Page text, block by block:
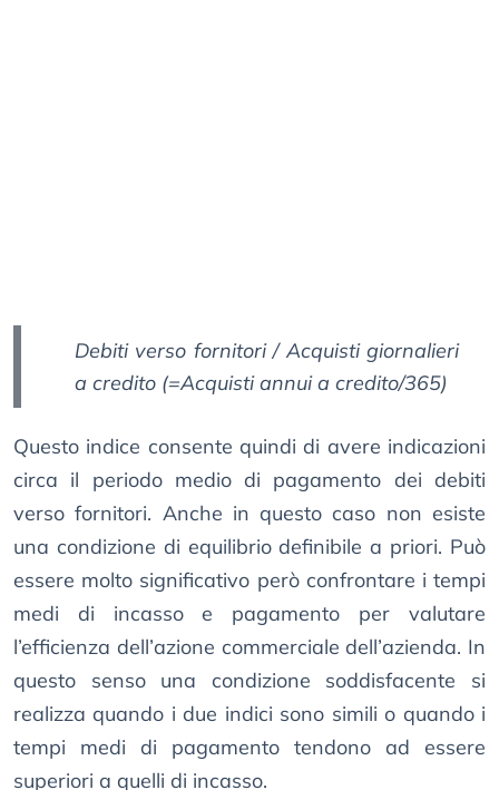
Debiti verso fornitori / Acquisti giornalieri
a credito (=Acquisti annui a credito/365)
Questo indice consente quindi di avere indicazioni
circa il periodo medio di pagamento dei debiti
verso fornitori. Anche in questo caso non esiste
una condizione di equilibrio definibile a priori. Può
essere molto significativo però confrontare i tempi
medi di incasso e pagamento per valutare
l’efficienza dell’azione commerciale dell’azienda. In
questo senso una condizione soddisfacente si
realizza quando i due indici sono simili o quando i
tempi medi di pagamento tendono ad essere
superiori a quelli di incasso.